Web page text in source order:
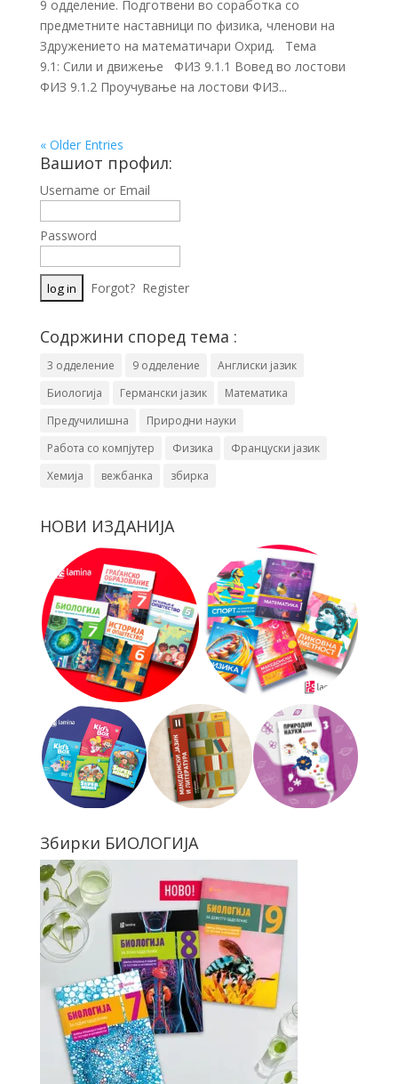
9 одделение. Подготвени во соработка со
предметните наставници по физика, членови на
Здружението на математичари Охрид. Тема
9.1: Сили и движење ФИЗ 9.1.1 Вовед во лостови
ФИЗ 9.1.2 Проучување на лостови ФИЗ...
« Older Entries
Вашиот профил:
Username or Email
Password
Forgot? Register
Содржини според тема :
3 одделение 9 одделение
Англиски јазик
Биологија
Германски јазик
Математика
Предучилишна
Природни науки
Работа со компјутер
Физика
Француски јазик
Хемија
вежбанка збирка
НОВИ ИЗДАНИЈА
Збирки БИОЛОГИЈА